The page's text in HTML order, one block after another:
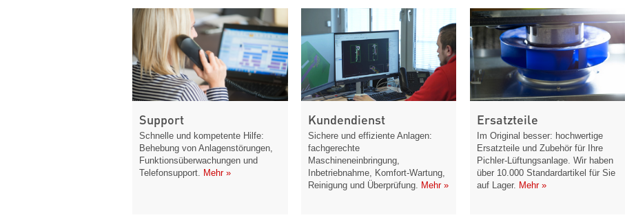
Support
Schnelle und kompetente Hilfe:
Behebung von Anlagenstörungen,
Funktionsüberwachungen und
Telefonsupport. Mehr »
Kundendienst
Sichere und effiziente Anlagen:
fachgerechte
Maschineneinbringung,
Inbetriebnahme, Komfort-Wartung,
Reinigung und Überprüfung. Mehr »
Ersatzteile
Im Original besser: hochwertige
Ersatzteile und Zubehör für Ihre
Pichler-Lüftungsanlage. Wir haben
über 10.000 Standardartikel für Sie
auf Lager. Mehr »